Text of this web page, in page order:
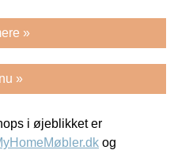
»
»
i øjeblikket er
og